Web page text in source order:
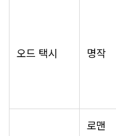
오드 택시 명작
로맨